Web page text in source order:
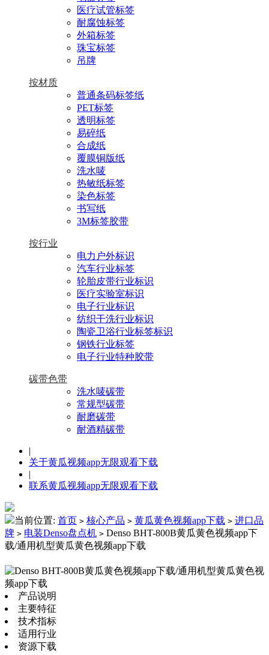
医疗试管标签
耐腐蚀标签
外箱标签
珠宝标签
吊牌
按材质
普通条码标签纸
PET标签
透明标签
易碎纸
合成纸
覆膜铜版纸
洗水唛
热敏纸标签
染色标签
书写纸
3M标签胶带
按行业
电力户外标识
汽车行业标签
轮胎皮带行业标识
医疗实验室标识
电子行业标识
纺织干洗行业标识
陶瓷卫浴行业标签标识
钢铁行业标签
电子行业特种胶带
碳带色带
洗水唛碳带
常规型碳带
耐磨碳带
耐酒精碳带
|
关于黄瓜视频app无限观看下载
|
联系黄瓜视频app无限观看下载
当前位置: 首页 > 核心产品 > 黄瓜黄色视频app下载 > 进口品
牌 > 电装Denso盘点机 > Denso BHT-800B黄瓜黄色视频app下
载/通用机型黄瓜黄色视频app下载
产品说明
主要特征
技术指标
适用行业
资源下载